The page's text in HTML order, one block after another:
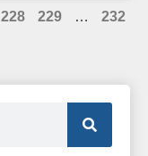
228 229 …
232